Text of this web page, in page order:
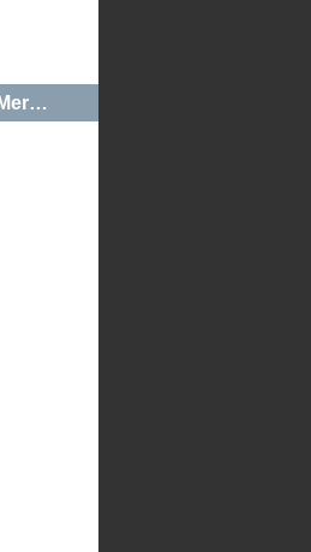
Mer…